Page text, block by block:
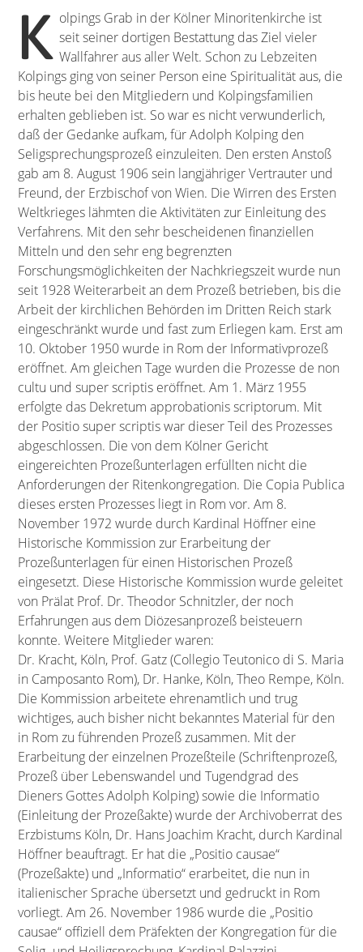
K olpings Grab in der Kölner Minoritenkirche ist
seit seiner dortigen Bestattung das Ziel vieler
Wallfahrer aus aller Welt. Schon zu Lebzeiten
Kolpings ging von seiner Person eine Spiritualität aus, die
bis heute bei den Mitgliedern und Kolpingsfamilien
erhalten geblieben ist. So war es nicht verwunderlich,
daß der Gedanke aufkam, für Adolph Kolping den
Seligsprechungsprozeß einzuleiten. Den ersten Anstoß
gab am 8. August 1906 sein langjähriger Vertrauter und
Freund, der Erzbischof von Wien. Die Wirren des Ersten
Weltkrieges lähmten die Aktivitäten zur Einleitung des
Verfahrens. Mit den sehr bescheidenen finanziellen
Mitteln und den sehr eng begrenzten
Forschungsmöglichkeiten der Nachkriegszeit wurde nun
seit 1928 Weiterarbeit an dem Prozeß betrieben, bis die
Arbeit der kirchlichen Behörden im Dritten Reich stark
eingeschränkt wurde und fast zum Erliegen kam. Erst am
10. Oktober 1950 wurde in Rom der Informativprozeß
eröffnet. Am gleichen Tage wurden die Prozesse de non
cultu und super scriptis eröffnet. Am 1. März 1955
erfolgte das Dekretum approbationis scriptorum. Mit
der Positio super scriptis war dieser Teil des Prozesses
abgeschlossen. Die von dem Kölner Gericht
eingereichten Prozeßunterlagen erfüllten nicht die
Anforderungen der Ritenkongregation. Die Copia Publica
dieses ersten Prozesses liegt in Rom vor. Am 8.
November 1972 wurde durch Kardinal Höffner eine
Historische Kommission zur Erarbeitung der
Prozeßunterlagen für einen Historischen Prozeß
eingesetzt. Diese Historische Kommission wurde geleitet
von Prälat Prof. Dr. Theodor Schnitzler, der noch
Erfahrungen aus dem Diözesanprozeß beisteuern
konnte. Weitere Mitglieder waren:
Dr. Kracht, Köln, Prof. Gatz (Collegio Teutonico di S. Maria
in Camposanto Rom), Dr. Hanke, Köln, Theo Rempe, Köln.
Die Kommission arbeitete ehrenamtlich und trug
wichtiges, auch bisher nicht bekanntes Material für den
in Rom zu führenden Prozeß zusammen. Mit der
Erarbeitung der einzelnen Prozeßteile (Schriftenprozeß,
Prozeß über Lebenswandel und Tugendgrad des
Dieners Gottes Adolph Kolping) sowie die Informatio
(Einleitung der Prozeßakte) wurde der Archivoberrat des
Erzbistums Köln, Dr. Hans Joachim Kracht, durch Kardinal
Höffner beauftragt. Er hat die „Positio causae“
(Prozeßakte) und „Informatio“ erarbeitet, die nun in
italienischer Sprache übersetzt und gedruckt in Rom
vorliegt. Am 26. November 1986 wurde die „Positio
causae“ offiziell dem Präfekten der Kongregation für die